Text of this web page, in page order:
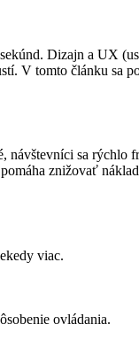
Dizajn a UX
V tomto článku sa
návštevníci sa rýchlo
znižovať
viac.
ovládania.